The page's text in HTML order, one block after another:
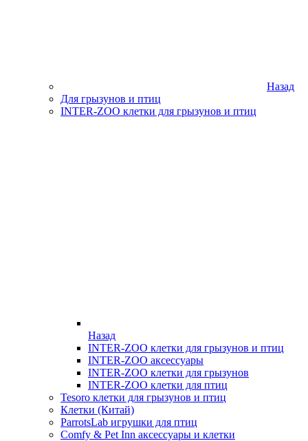
Назад
Для грызунов и птиц
INTER-ZOO клетки для грызунов и птиц
Назад
INTER-ZOO клетки для грызунов и птиц
INTER-ZOO аксессуары
INTER-ZOO клетки для грызунов
INTER-ZOO клетки для птиц
Tesoro клетки для грызунов и птиц
Клетки (Китай)
ParrotsLab игрушки для птиц
Comfy & Pet Inn аксессуары и клетки